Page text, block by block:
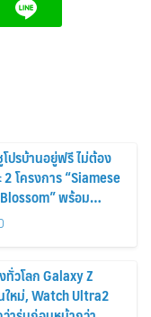
ปรบ้านอยู่ฟรี ไม่ต้อง
โครงการ “Siamese
พร้อม
ถึง 31 สิงหาคม
วโลก Galaxy Z
ใหม่, Watch Ultra2